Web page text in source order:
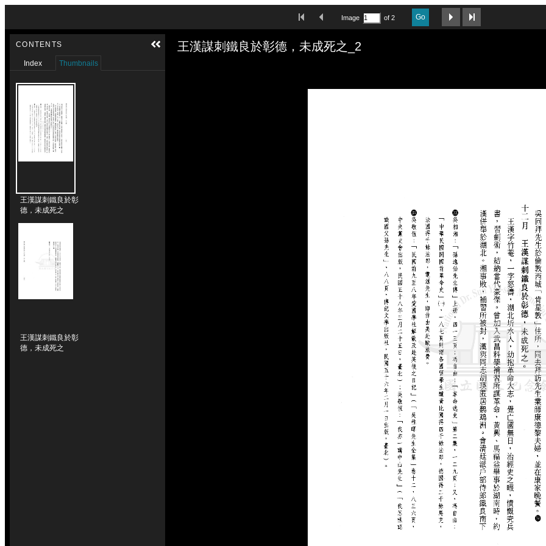
First ImagePrevious Image
Image of 2 Go
Next Image
Media Viewer
王漢謀刺鐵良於彰德，未成死之_2
CONTENTS
Index Thumbnails
王漢謀刺鐵良於彰
德，未成死之
王漢謀刺鐵良於彰
德，未成死之